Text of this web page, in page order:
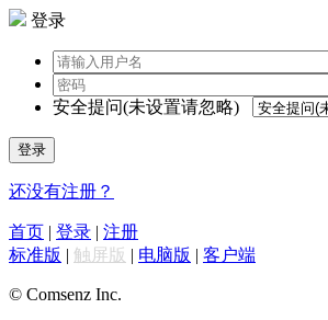
登录
安全提问(未设置请忽略)
登录
还没有注册？
首页 | 登录 | 注册
标准版 | 触屏版 | 电脑版 | 客户端
© Comsenz Inc.